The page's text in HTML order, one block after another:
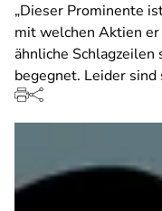
„Dieser Prominente
mit welchen Aktien er
ähnliche Schlagzeilen
begegnet. Leider